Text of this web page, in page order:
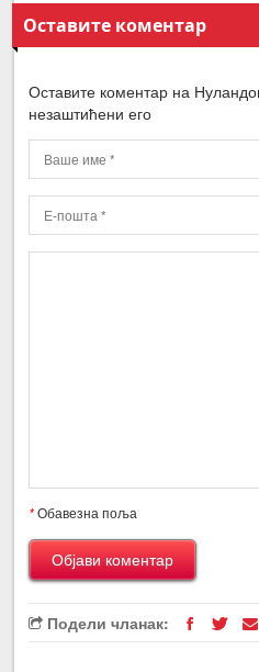
Оставите коментар
Оставите коментар на
незаштићени его
*Обавезна поља
Подели чланак: